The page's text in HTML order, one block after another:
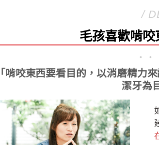
/
毛孩喜歡啃
．
「啃咬東西要看目的，以消磨精力
潔牙為